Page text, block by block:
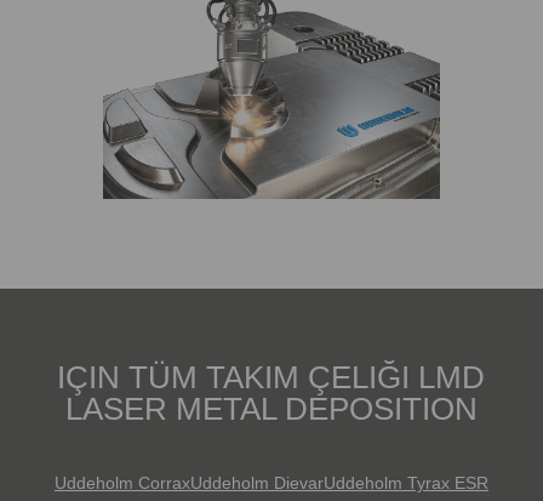
IÇIN TÜM TAKIM ÇELIĞI LMD
LASER METAL DEPOSITION
Uddeholm CorraxUddeholm DievarUddeholm Tyrax ESR